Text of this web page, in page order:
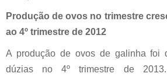
Produção de ovos no trimestre
ao 4º trimestre de 2012
A produção de ovos de galinha foi
dúzias no 4º trimestre de 2013.